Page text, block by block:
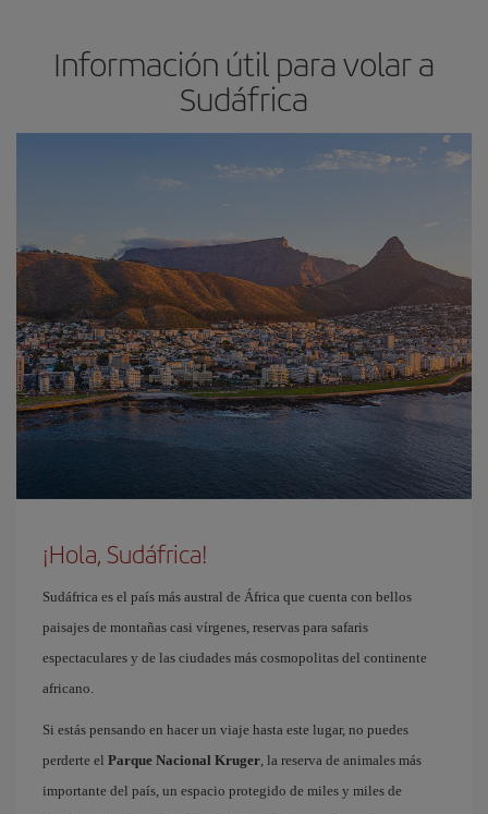
Información útil para volar a
Sudáfrica
¡Hola, Sudáfrica!
Sudáfrica es el país más austral de África que cuenta con bellos
paisajes de montañas casi vírgenes, reservas para safaris
espectaculares y de las ciudades más cosmopolitas del continente
africano.
Si estás pensando en hacer un viaje hasta este lugar, no puedes
perderte el Parque Nacional Kruger , la reserva de animales más
importante del país, un espacio protegido de miles y miles de